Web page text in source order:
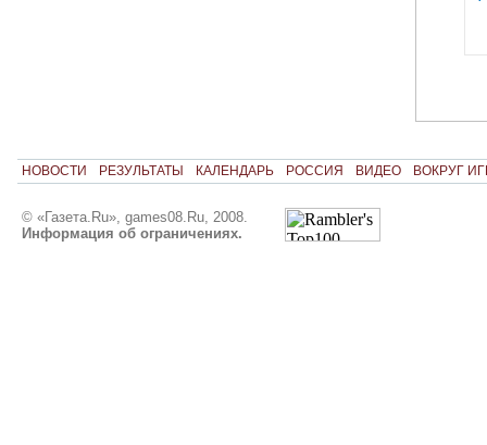
НОВОСТИ РЕЗУЛЬТАТЫ КАЛЕНДАРЬ РОССИЯ ВИДЕО ВОКРУГ
© «Газета.Ru», games08.Ru, 2008.
Информация об ограничениях.